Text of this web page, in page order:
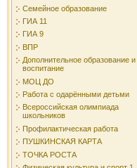
Семейное образование
ГИА 11
ГИА 9
ВПР
Дополнительное образование и
воспитание
МОЦ ДО
Работа с одарёнными детьми
Всероссийская олимпиада
школьников
Профилактическая работа
ПУШКИНСКАЯ КАРТА
ТОЧКА РОСТА